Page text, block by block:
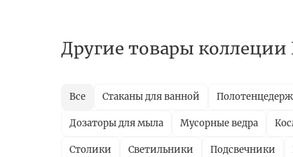
Другие товары коллеции
Все Стаканы для ванной
Дозаторы для мыла Мусорные ведра
Столики Светильники Подсвечники